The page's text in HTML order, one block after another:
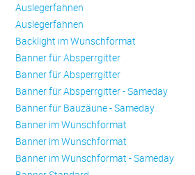
Auslegerfahnen
Auslegerfahnen
Backlight im Wunschformat
Banner für Absperrgitter
Banner für Absperrgitter
Banner für Absperrgitter - Sameday
Banner für Bauzäune - Sameday
Banner im Wunschformat
Banner im Wunschformat
Banner im Wunschformat - Sameday